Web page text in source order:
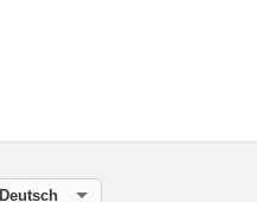
Deutsch